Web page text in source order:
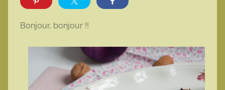
m
o
Bonjour, bonjour !!